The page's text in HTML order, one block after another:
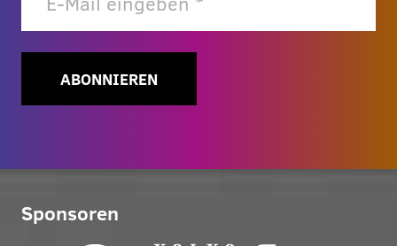
ABONNIEREN
Sponsoren